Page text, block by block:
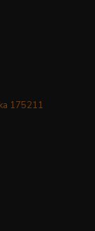
175211